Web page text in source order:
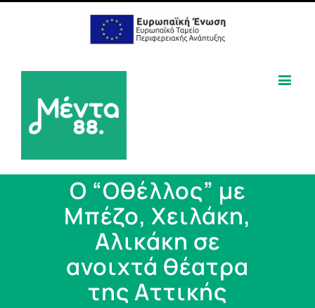
Ο “Οθέλλος” με
Μπέζο, Χειλάκη,
Αλικάκη σε
ανοιχτά θέατρα
της Αττικής